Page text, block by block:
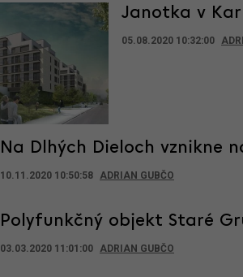
Janotka v
05.08.2020 10:32:00
Na Dlhých Dieloch vznikne
10.11.2020 10:50:58 ADRIAN GUBČO
Polyfunkčný objekt Staré
03.03.2020 11:01:00 ADRIAN GUBČO